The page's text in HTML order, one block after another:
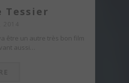
Tessier
être un autre très bon film
aussi…